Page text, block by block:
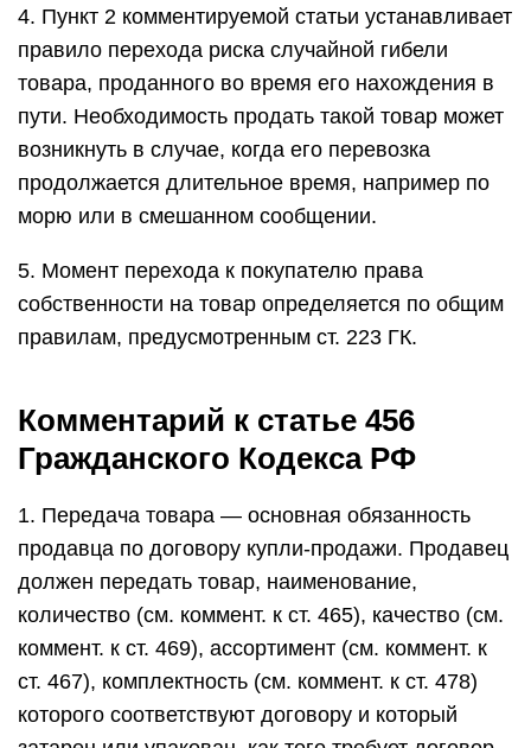
4. Пункт 2 комментируемой статьи устанавливает
правило перехода риска случайной гибели
товара, проданного во время его нахождения в
пути. Необходимость продать такой товар может
возникнуть в случае, когда его перевозка
продолжается длительное время, например по
морю или в смешанном сообщении.
5. Момент перехода к покупателю права
собственности на товар определяется по общим
правилам, предусмотренным ст. 223 ГК.
Комментарий к статье 456
Гражданского Кодекса РФ
1. Передача товара — основная обязанность
продавца по договору купли-продажи. Продавец
должен передать товар, наименование,
количество (см. коммент. к ст. 465), качество (см.
коммент. к ст. 469), ассортимент (см. коммент. к
ст. 467), комплектность (см. коммент. к ст. 478)
которого соответствуют договору и который